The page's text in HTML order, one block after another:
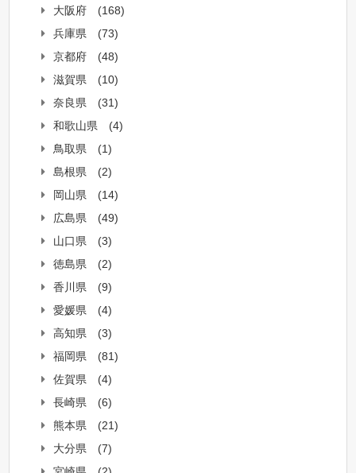
大阪府
(168)
兵庫県
(73)
京都府
(48)
滋賀県
(10)
奈良県
(31)
和歌山県
(4)
鳥取県
(1)
島根県
(2)
岡山県
(14)
広島県
(49)
山口県
(3)
徳島県
(2)
香川県
(9)
愛媛県
(4)
高知県
(3)
福岡県
(81)
佐賀県
(4)
長崎県
(6)
熊本県
(21)
大分県
(7)